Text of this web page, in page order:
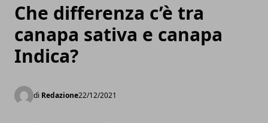
Che differenza c’è tra
canapa sativa e canapa
Indica?
di Redazione22/12/2021